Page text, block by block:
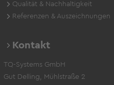
Qualität & Nachhaltigkeit
Referenzen & Auszeichnungen
Kontakt
TQ-Systems GmbH
Gut Delling, Mühlstraße 2